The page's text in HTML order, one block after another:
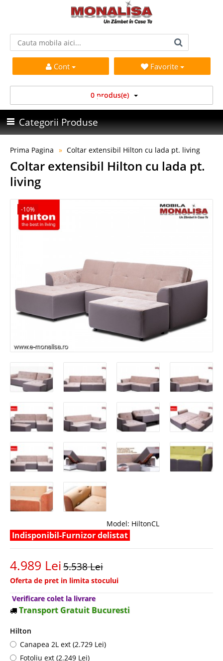
Cont Favorite
0 produs(e)
Categorii Produse
Prima Pagina Coltar extensibil Hilton cu lada pt. living
Coltar extensibil Hilton cu lada pt.
living
-10%
Model: HiltonCL
Indisponibil-Furnizor delistat
4.989 Lei5.538 Lei
Oferta de pret in limita stocului
Verificare colet la livrare
Transport Gratuit Bucuresti
Hilton
Canapea 2L ext (2.729 Lei)
Fotoliu ext (2.249 Lei)